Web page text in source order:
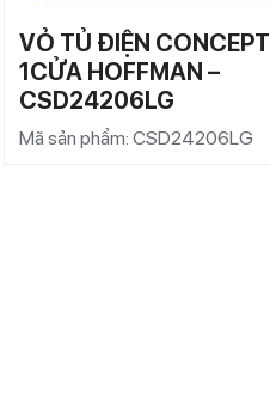
VỎ TỦ ĐIỆN CONCEPT
1CỬA HOFFMAN –
CSD24206LG
Mã sản phẩm: CSD24206LG